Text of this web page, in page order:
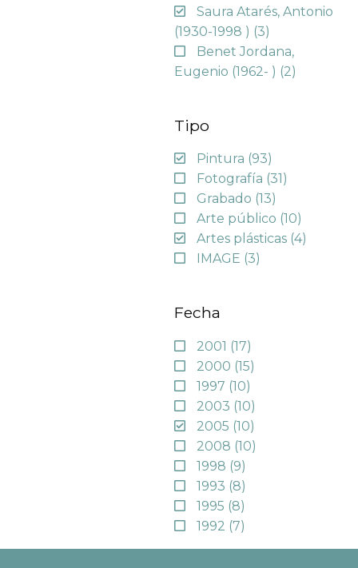
Saura Atarés, Antonio
(1930-1998 ) (3)
Benet Jordana,
Eugenio (1962- ) (2)
Tipo
Pintura (93)
Fotografía (31)
Grabado (13)
Arte público (10)
Artes plásticas (4)
IMAGE (3)
Fecha
2001 (17)
2000 (15)
1997 (10)
2003 (10)
2005 (10)
2008 (10)
1998 (9)
1993 (8)
1995 (8)
1992 (7)